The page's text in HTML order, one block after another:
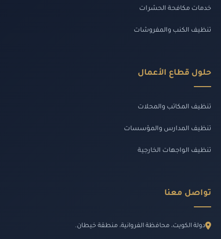
خدمات مكافحة الحشرات
تنظيف الكنب والمفروشات
حلول قطاع الأعمال
تنظيف المكاتب والمحلات
تنظيف المدارس والمؤسسات
تنظيف الواجهات الخارجية
تواصل معنا
دولة الكويت، محافظة الفروانية، منطقة خيطان.